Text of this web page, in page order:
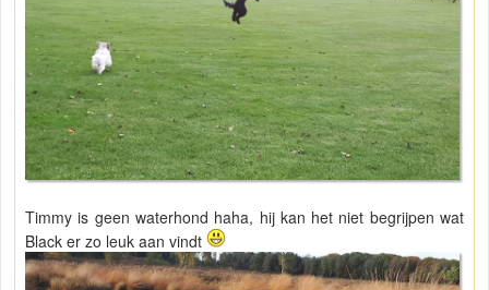
Timmy is geen waterhond haha, hij kan het niet begrijpen wat
Black er zo leuk aan vindt